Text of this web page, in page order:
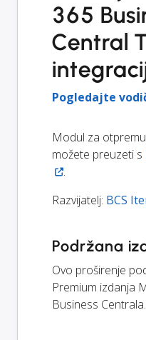
365
Central
Pogledajte
Modul za
možete preuzeti s
.
Razvijatelj: BCS
Podržana
Ovo proširenje
Premium izdanja
Business Centrala.